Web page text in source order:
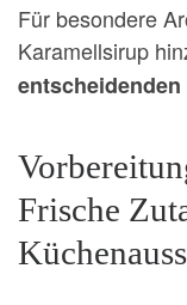
Für besondere
Karamellsirup
Frische